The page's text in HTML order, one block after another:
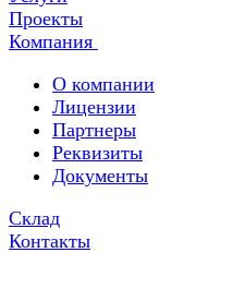
Проекты
Компания
О компании
Лицензии
Партнеры
Реквизиты
Документы
Склад
Контакты